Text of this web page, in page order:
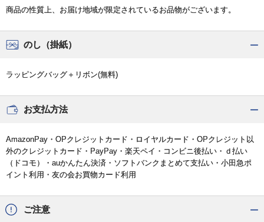
商品の性質上、お届け地域が限定されているお品物がございます。
のし（掛紙）
ラッピングバッグ＋リボン(無料)
お支払方法
AmazonPay・OPクレジットカード・ロイヤルカード・OPクレジット以
外のクレジットカード・PayPay・楽天ペイ・コンビニ後払い・ｄ払い
（ドコモ）・auかんたん決済・ソフトバンクまとめて支払い・小田急ポ
イント利用・友の会お買物カード利用
ご注意